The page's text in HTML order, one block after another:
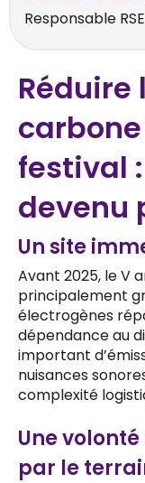
Responsable RSE
Réduire
festival
devenu
Un site
Avant 2025, le V
principalement
électrogènes
dépendance au
important
nuisances
complexité
Une
par le